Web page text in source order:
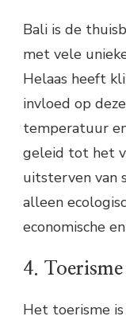
Bali is de
met vele
Helaas heeft
invloed op
temperatuur
geleid tot het
uitsterven van
alleen
economische
4.
Het toerisme